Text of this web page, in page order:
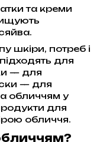
та креми
шкіри, потреб і
для
— для
— для
обличчям у
для
обличчя.